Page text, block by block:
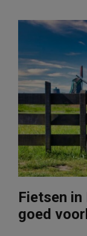
Fietsen in
goed